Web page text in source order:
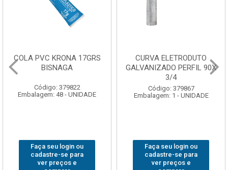
COLA PVC KRONA 17GRS
BISNAGA
Código: 379822
Embalagem: 48 - UNIDADE
Faça seu login ou
cadastre-se para
ver preços e
CURVA ELETRODUTO
GALVANIZADO PERFIL 90X
3/4
Código: 379867
Embalagem: 1 - UNIDADE
Faça seu login ou
cadastre-se para
ver preços e